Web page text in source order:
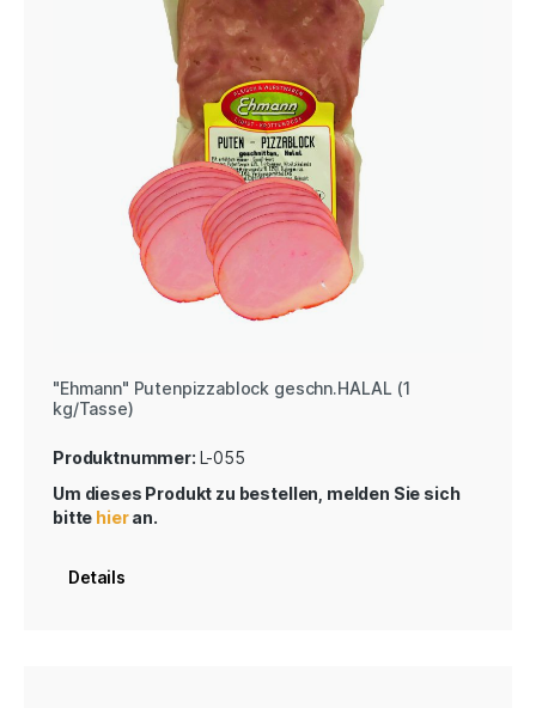
"Ehmann" Putenpizzablock geschn.HALAL (1
kg/Tasse)
Produktnummer: L-055
Um dieses Produkt zu bestellen, melden Sie sich
bitte hieran.
Details